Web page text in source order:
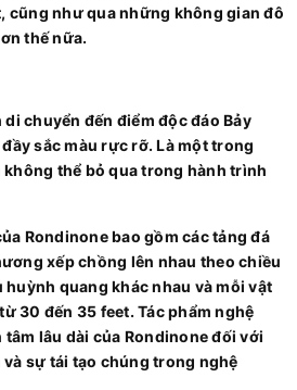
cũng như qua những không gian đô
thế nữa.
chuyển đến điểm độc đáo Bảy
sắc màu rực rỡ. Là một trong
thể bỏ qua trong hành trình
Rondinone bao gồm các tảng đá
xếp chồng lên nhau theo chiều
huỳnh quang khác nhau và mỗi vật
30 đến 35 feet. Tác phẩm nghệ
lâu dài của Rondinone đối với
sự tái tạo chúng trong nghệ